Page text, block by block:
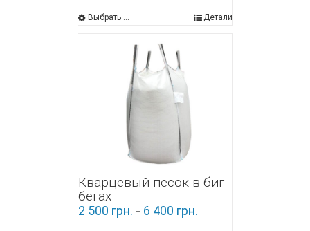
Выбрать ... Детали
Кварцевый песок в биг-
бегах
2 500 грн. – 6 400 грн.